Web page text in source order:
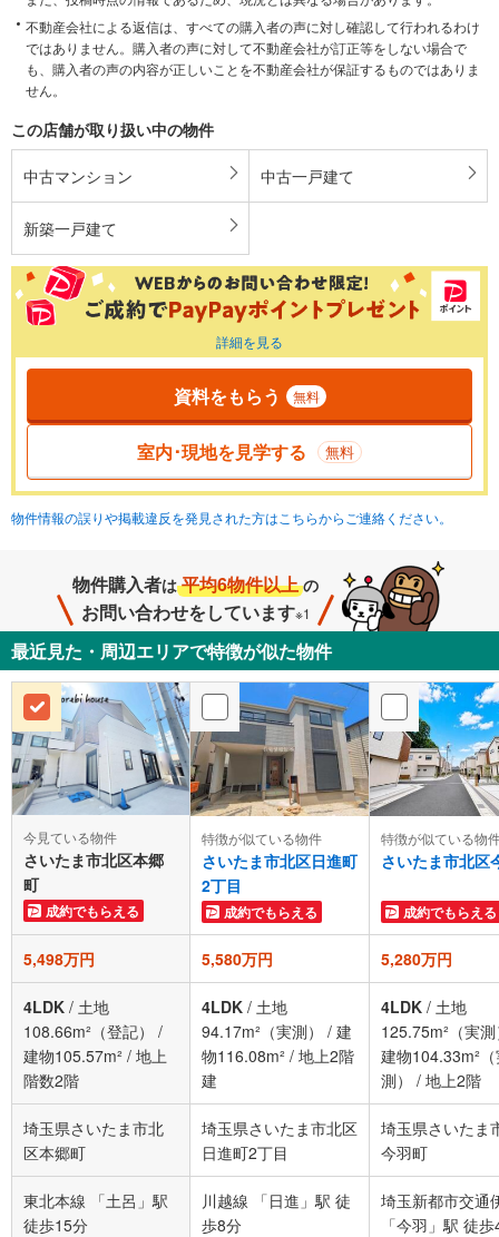
不動産会社による返信は、すべての購入者の声に対し確認して行われるわけ
ではありません。購入者の声に対して不動産会社が訂正等をしない場合で
も、購入者の声の内容が正しいことを不動産会社が保証するものではありま
せん。
この店舗が取り扱い中の物件
中古マンション 中古一戸建て
新築一戸建て
詳細を見る
資料をもらう 無料
室内･現地を見学する 無料
物件情報の誤りや掲載違反を発見された方はこちらからご連絡ください。
物件購入者は 平均6物件以上 の
お問い合わせをしています※1
最近見た・周辺エリアで特徴が似た物件
今見ている物件
さいたま市北区本郷
町
成約でもらえる
特徴が似ている物件
さいたま市北区日進町
2丁目
成約でもらえる
特徴が似ている物
さいたま市北区
成約でもらえる
5,498万円 5,580万円 5,280万円
4LDK / 土地
108.66m²（登記）
/
建物105.57m² / 地上
階数2階
4LDK / 土地
94.17m²（実測）
/ 建
物116.08m² / 地上2階
建
4LDK / 土地
125.75m²（実
建物104.33m²
測）
/ 地上2階
埼玉県さいたま市北
区本郷町
埼玉県さいたま市北区
日進町2丁目
埼玉県さいたま
今羽町
東北本線 「土呂」駅
徒歩15分
川越線 「日進」駅 徒
歩8分
埼玉新都市交通
「今羽」駅 徒